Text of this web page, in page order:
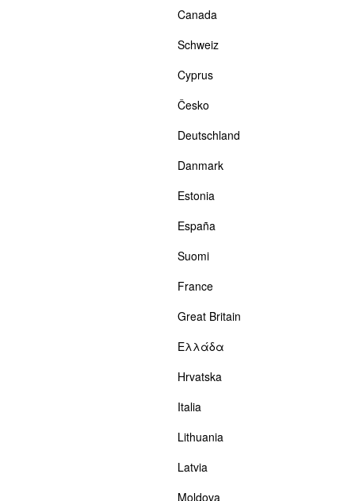
Canada
Schweiz
Cyprus
Česko
Deutschland
Danmark
Estonia
España
Suomi
France
Great Britain
Ελλάδα
Hrvatska
Italia
Lithuania
Latvia
Moldova